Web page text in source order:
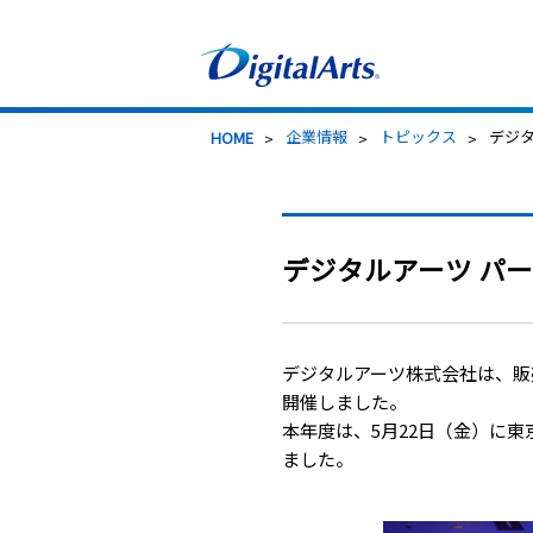
HOME 企業情報 トピックス > デ
デジタルアーツ パ
デジタルアーツ株式会社は、
開催しました。
本年度は、5月22日（金）に
ました。